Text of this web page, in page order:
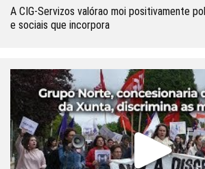
A CIG-Servizos valórao moi positivamente
e sociais que incorpora